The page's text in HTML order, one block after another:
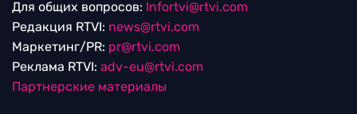
Для общих вопросов: Infortvi@rtvi.com
Редакция RTVI: news@rtvi.com
Маркетинг/PR: pr@rtvi.com
Реклама RTVI: adv-eu@rtvi.com
Партнерские материалы